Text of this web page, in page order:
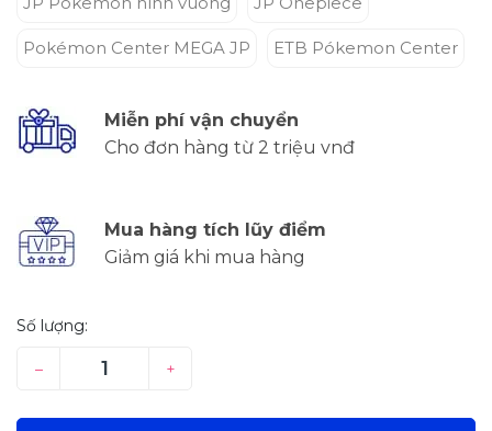
Pokémon Center MEGA JP ETB Pókemon Center
Miễn phí vận chuyển
Cho đơn hàng từ 2 triệu vnđ
Mua hàng tích lũy điểm
Giảm giá khi mua hàng
Số lượng:
– +